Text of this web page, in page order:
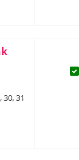
30, 31